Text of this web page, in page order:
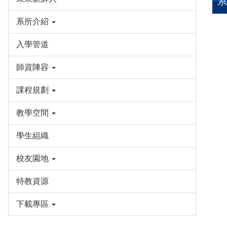
系所介紹
入學管道
師資陣容
課程規劃
教學空間
學生組織
校友園地
特教資源
下載專區